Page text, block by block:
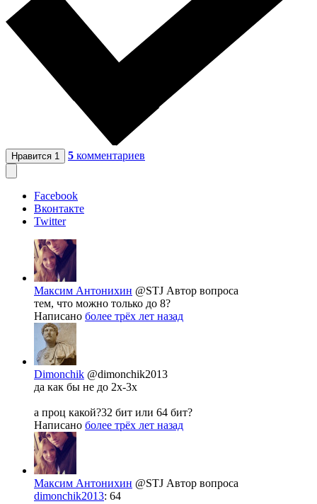
Нравится 1 5 комментариев
Facebook
Вконтакте
Twitter
Максим Антонихин @STJ Автор вопроса
тем, что можно только до 8?
Написано более трёх лет назад
Dimonchik @dimonchik2013
да как бы не до 2х-3х
а проц какой?32 бит или 64 бит?
Написано более трёх лет назад
Максим Антонихин @STJ Автор вопроса
dimonchik2013: 64